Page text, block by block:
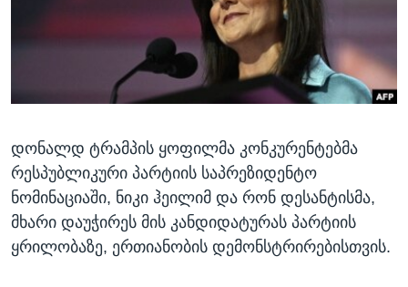
ᲙᲣᲚᲢᲣᲠᲐ
ᲒᲐᲚᲘᲚᲔᲝ
ᲓᲔᲖᲘᲜᲤᲝᲠᲛᲐᲪᲘᲐ
ᲗᲕᲐᲚᲘ ᲒᲕᲐᲓᲔᲕᲜᲔᲗ
ენები
დონალდ ტრამპის ყოფილმა კონკურენტებმა
რესპუბლიკური პარტიის საპრეზიდენტო
ნომინაციაში, ნიკი ჰეილიმ და რონ დესანტისმა,
მხარი დაუჭირეს მის კანდიდატურას პარტიის
ყრილობაზე, ერთიანობის დემონსტრირებისთვის.